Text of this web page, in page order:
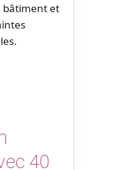
bâtiment et
40